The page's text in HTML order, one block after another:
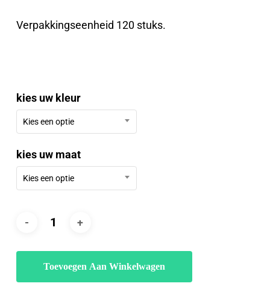
tot
Verpakkingseenheid 120 stuks.
kies uw kleur
Kies een optie
kies uw maat
Kies een optie
Toevoegen Aan Winkelwagen